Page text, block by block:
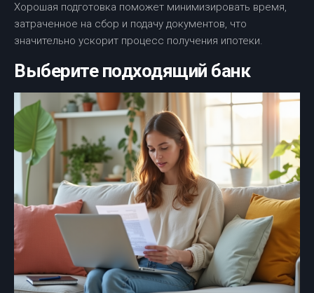
Хорошая подготовка поможет минимизировать время,
затраченное на сбор и подачу документов, что
значительно ускорит процесс получения ипотеки.
Выберите подходящий банк